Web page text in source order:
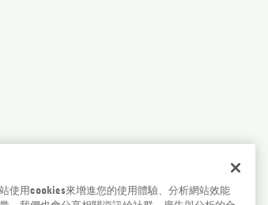
使用cookies來增進您的使用體驗、分析網站效能